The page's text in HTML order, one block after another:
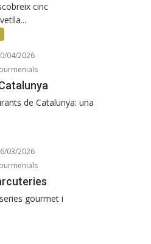
cinc
04/2026
de Catalunya: una
03/2026
gourmet i